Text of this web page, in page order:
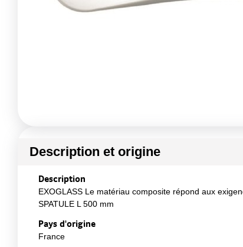
Description et origine
Description
EXOGLASS Le matériau composite répond aux
SPATULE L 500 mm
Pays d'origine
France